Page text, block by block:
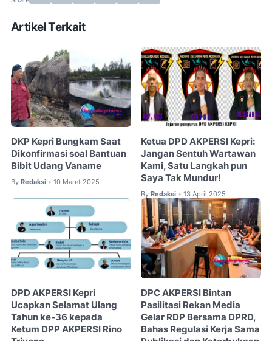
Artikel Terkait
DKP Kepri Bungkam Saat
Dikonfirmasi soal Bantuan
Bibit Udang Vaname
By Redaksi • 10 Maret 2025
Ketua DPD AKPERSI Kepri:
Jangan Sentuh Wartawan
Kami, Satu Langkah pun
Saya Tak Mundur!
By Redaksi • 13 April 2025
DPD AKPERSI Kepri
Ucapkan Selamat Ulang
Tahun ke-36 kepada
Ketum DPP AKPERSI Rino
DPC AKPERSI Bintan
Pasilitasi Rekan Media
Gelar RDP Bersama DPRD,
Bahas Regulasi Kerja Sama